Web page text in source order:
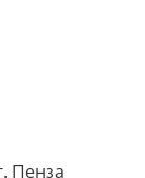
Пенза